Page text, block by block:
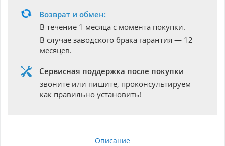
Возврат и обмен:
В течение 1 месяца с момента покупки.
В случае заводского брака гарантия — 12
месяцев.
Сервисная поддержка после покупки
звоните или пишите, проконсультируем
как правильно установить!
Описание